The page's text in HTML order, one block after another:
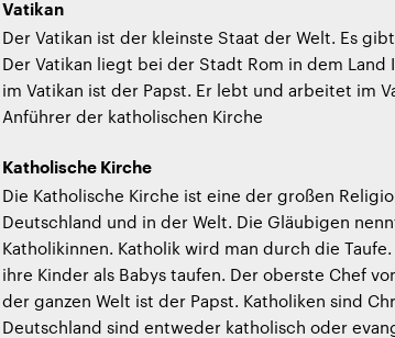
Vatikan
Der Vatikan ist der kleinste Staat der Welt. Es
Der Vatikan liegt bei der Stadt Rom in dem Land
im Vatikan ist der Papst. Er lebt und arbeitet im
Anführer der katholischen Kirche
Katholische Kirche
Die Katholische Kirche ist eine der großen
Deutschland und in der Welt. Die Gläubigen
Katholikinnen. Katholik wird man durch die
ihre Kinder als Babys taufen. Der oberste Chef
der ganzen Welt ist der Papst. Katholiken sind
Deutschland sind entweder katholisch oder